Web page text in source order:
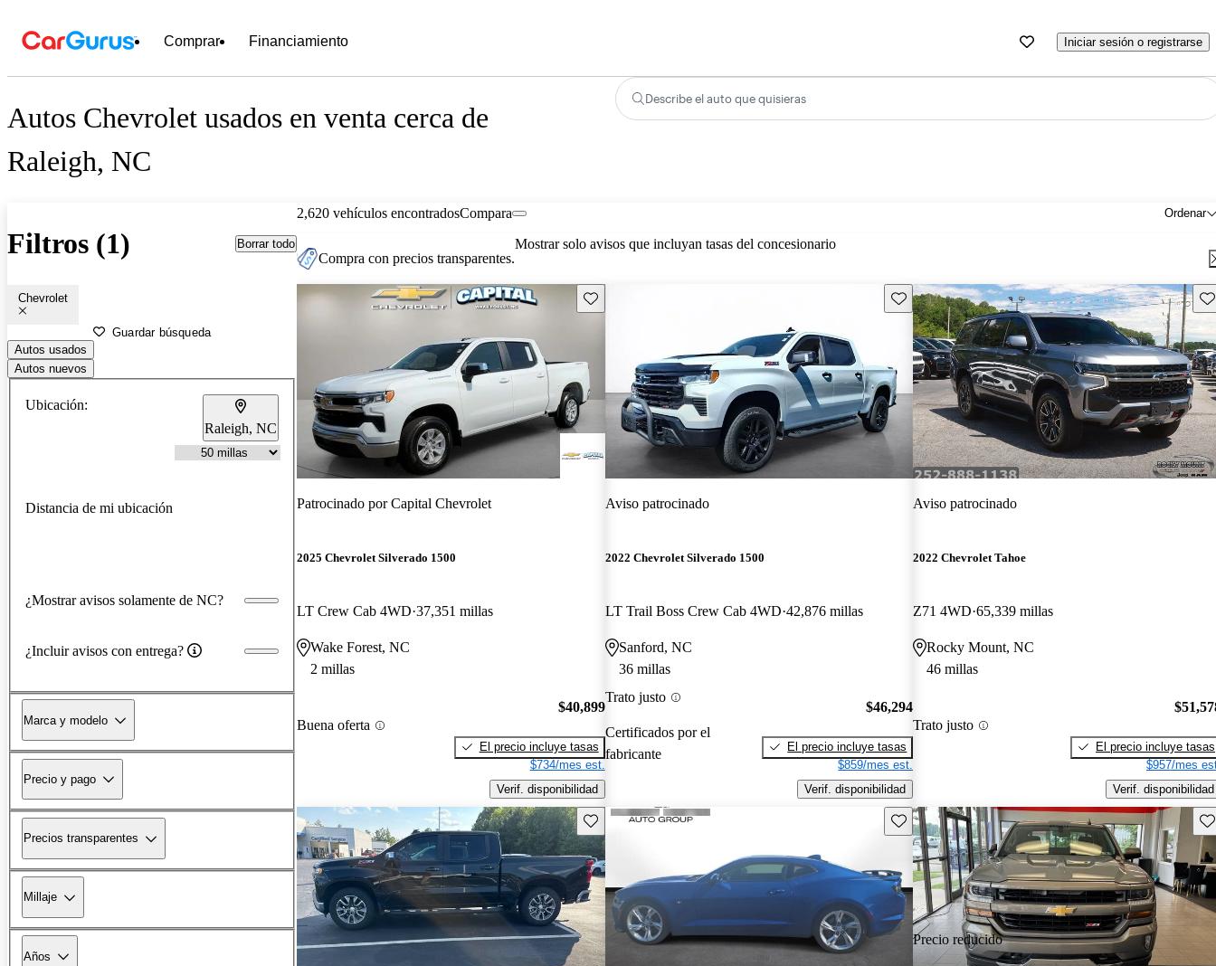
Comprar Financiamiento Iniciar sesión o registrarse
Autos Chevrolet usados en venta cerca de
Raleigh, NC
Describe el auto que quisieras
Filtros (1) Borrar todo
Chevrolet
Guardar búsqueda
Autos usados
Autos nuevos
Ubicación:
Raleigh, NC
Distancia de mi ubicación
¿Mostrar avisos solamente de NC?
¿Incluir avisos con entrega?
Marca y modelo
Precio y pago
Precios transparentes
Millaje
Años
2,620 vehículos encontrados Ordenar
Compara
Compra con precios transparentes.
Mostrar solo avisos que incluyan tasas del concesionario
Guarda este Aviso
Patrocinado porCapital Chevrolet
2025 Chevrolet Silverado 1500
LT Crew Cab 4WD 37,351 millas
Wake Forest, NC
2 millas
Buena oferta
$40,899
El precio incluye tasas
$734/mes est.
Verif. disponibilidad
Guarda este Aviso
Aviso patrocinado
2022 Chevrolet Silverado 1500
LT Trail Boss Crew Cab 4WD 42,876 millas
Sanford, NC
36 millas
Trato justo
Certificados por el
fabricante
$46,294
El precio incluye tasas
$859/mes est.
Verif. disponibilidad
Aviso patrocinado
2022 Chevrolet Tahoe
Z71 4WD 65,339 millas
Rocky Mount, NC
46 millas
Trato justo
El precio incluye tasas
$957/mes
Verif. disponibilidad
Guarda este Aviso Guarda este Aviso
Precio reducido